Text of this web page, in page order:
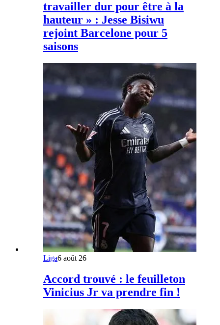
travailler dur pour être à la
hauteur » : Jesse Bisiwu
rejoint Barcelone pour 5
saisons
Liga6 août 26
Accord trouvé : le feuilleton
Vinicius Jr va prendre fin !